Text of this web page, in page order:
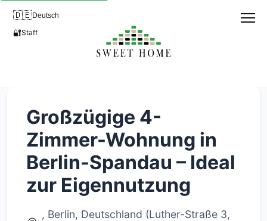
🇩🇪Deutsch
🔐Staff
Großzügige 4-
Zimmer-Wohnung in
Berlin-Spandau – Ideal
zur Eigennutzung
, Berlin, Deutschland (Luther-Straße 3,